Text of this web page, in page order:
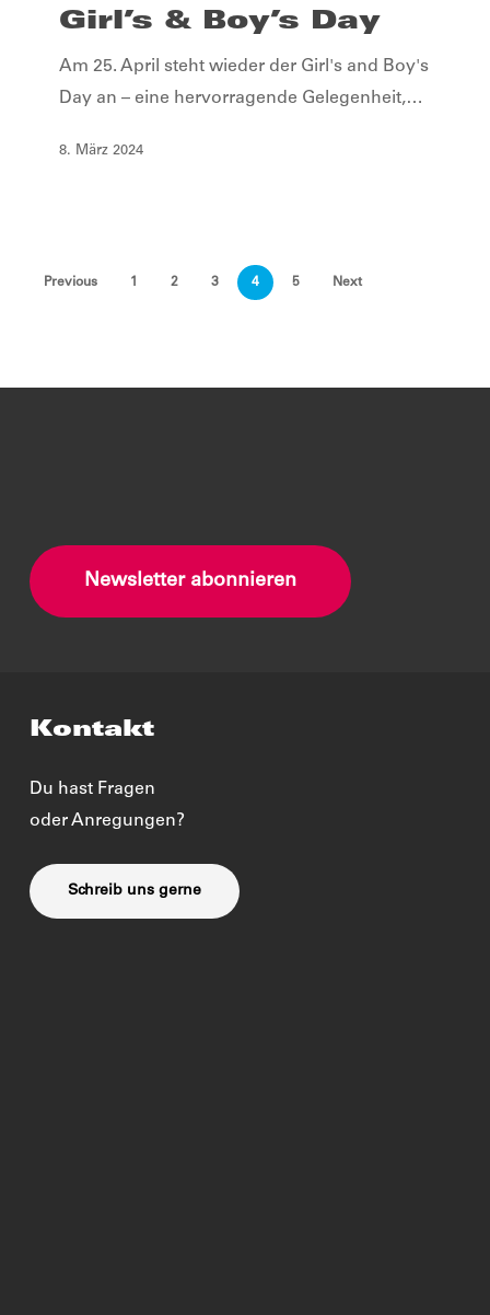
Girl’s & Boy’s Day
Am 25. April steht wieder der Girl's and Boy's
Day an – eine hervorragende Gelegenheit,…
8. März 2024
Previous 1 2 3 4 5 Next
Newsletter abonnieren
Kontakt
Du hast Fragen
oder Anregungen?
Schreib uns gerne